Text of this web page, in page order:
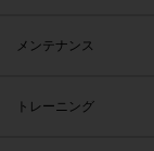
メンテナンス
トレーニング